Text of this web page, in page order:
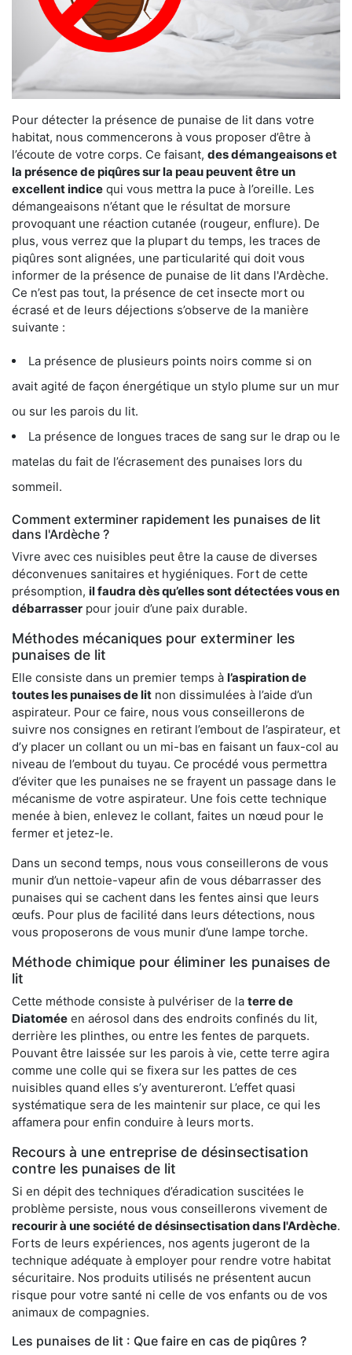
Pour détecter la présence de punaise de lit dans votre
habitat, nous commencerons à vous proposer d’être à
l’écoute de votre corps. Ce faisant, des démangeaisons et
la présence de piqûres sur la peau peuvent être un
excellent indice qui vous mettra la puce à l’oreille. Les
démangeaisons n’étant que le résultat de morsure
provoquant une réaction cutanée (rougeur, enflure). De
plus, vous verrez que la plupart du temps, les traces de
piqûres sont alignées, une particularité qui doit vous
informer de la présence de punaise de lit dans l'Ardèche.
Ce n’est pas tout, la présence de cet insecte mort ou
écrasé et de leurs déjections s’observe de la manière
suivante :
La présence de plusieurs points noirs comme si on
avait agité de façon énergétique un stylo plume sur un mur
ou sur les parois du lit.
La présence de longues traces de sang sur le drap ou le
matelas du fait de l’écrasement des punaises lors du
sommeil.
Comment exterminer rapidement les punaises de lit
dans l'Ardèche ?
Vivre avec ces nuisibles peut être la cause de diverses
déconvenues sanitaires et hygiéniques. Fort de cette
présomption, il faudra dès qu’elles sont détectées vous en
débarrasser pour jouir d’une paix durable.
Méthodes mécaniques pour exterminer les
punaises de lit
Elle consiste dans un premier temps à l’aspiration de
toutes les punaises de lit non dissimulées à l’aide d’un
aspirateur. Pour ce faire, nous vous conseillerons de
suivre nos consignes en retirant l’embout de l’aspirateur, et
d’y placer un collant ou un mi-bas en faisant un faux-col au
niveau de l’embout du tuyau. Ce procédé vous permettra
d’éviter que les punaises ne se frayent un passage dans le
mécanisme de votre aspirateur. Une fois cette technique
menée à bien, enlevez le collant, faites un nœud pour le
fermer et jetez-le.
Dans un second temps, nous vous conseillerons de vous
munir d’un nettoie-vapeur afin de vous débarrasser des
punaises qui se cachent dans les fentes ainsi que leurs
œufs. Pour plus de facilité dans leurs détections, nous
vous proposerons de vous munir d’une lampe torche.
Méthode chimique pour éliminer les punaises de
lit
Cette méthode consiste à pulvériser de la terre de
Diatomée en aérosol dans des endroits confinés du lit,
derrière les plinthes, ou entre les fentes de parquets.
Pouvant être laissée sur les parois à vie, cette terre agira
comme une colle qui se fixera sur les pattes de ces
nuisibles quand elles s’y aventureront. L’effet quasi
systématique sera de les maintenir sur place, ce qui les
affamera pour enfin conduire à leurs morts.
Recours à une entreprise de désinsectisation
contre les punaises de lit
Si en dépit des techniques d’éradication suscitées le
problème persiste, nous vous conseillerons vivement de
recourir à une société de désinsectisation dans l'Ardèche.
Forts de leurs expériences, nos agents jugeront de la
technique adéquate à employer pour rendre votre habitat
sécuritaire. Nos produits utilisés ne présentent aucun
risque pour votre santé ni celle de vos enfants ou de vos
animaux de compagnies.
Les punaises de lit : Que faire en cas de piqûres ?